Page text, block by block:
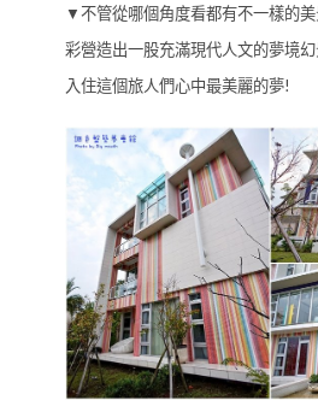
▼不管從哪個角度看都有不一樣的
彩營造出一股充滿現代人文的夢境
入住這個旅人們心中最美麗的夢!